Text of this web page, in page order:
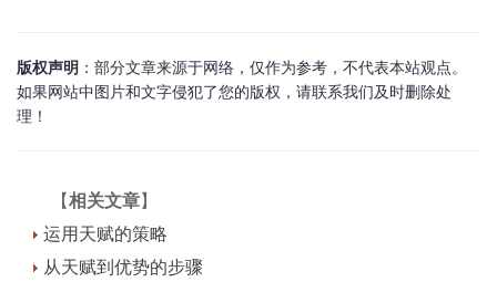
版权声明 ：部分文章来源于网络，仅作为参考，不代表本站观点。
如果网站中图片和文字侵犯了您的版权，请联系我们及时删除处
理！
【相关文章】
运用天赋的策略
从天赋到优势的步骤